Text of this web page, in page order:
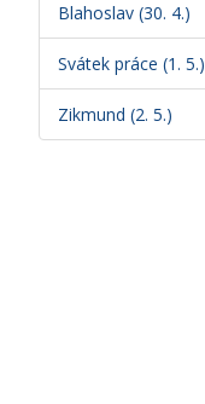
Blahoslav (30. 4.)
Svátek práce (1. 5.)
Zikmund (2. 5.)